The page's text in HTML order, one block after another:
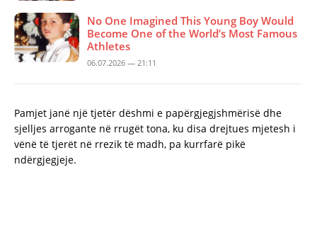
No One Imagined This Young Boy Would
Become One of the World’s Most Famous
Athletes
06.07.2026 — 21:11
Pamjet janë një tjetër dëshmi e papërgjegjshmërisë dhe
sjelljes arrogante në rrugët tona, ku disa drejtues mjetesh i
vënë të tjerët në rrezik të madh, pa kurrfarë pikë
ndërgjegjeje.